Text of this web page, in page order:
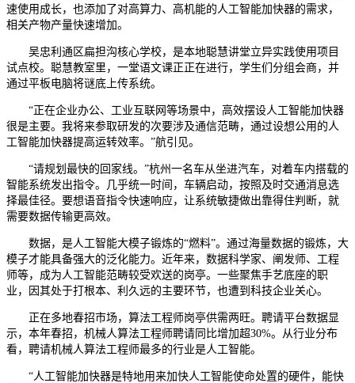
速使用成长，也添加了对高算力、高机能的人工智能加快器的需求，
相关产物产量快速增加。
吴忠利通区扁担沟核心学校，是本地聪慧讲堂立异实践使用项目
试点校。聪慧教室里，一堂语文课正正在进行，学生们分组会商，并
通过平板电脑将谜底上传系统。
“正在企业办公、工业互联网等场景中，高效摆设人工智能加快器
很是主要。我将来参取研发的次要涉及通信范畴，通过设想公用的人
工智能加快器提高运转效率。”航引见。
“请规划最快的回家线。”杭州一名车从坐进汽车，对着车内搭载的
智能系统发出指令。几乎统一时间，车辆启动，按照及时交通消息选
择最佳径。要想语音指令快速响应，让系统敏捷做出靠得住判断，就
需要数据传输更高效。
数据，是人工智能大模子锻炼的“燃料”。通过海量数据的锻炼，大
模子才能具备强大的泛化能力。近年来，数据科学家、阐发师、工程
师等，成为人工智能范畴较受欢送的岗亭。一些聚焦手艺底座的职
业，因其处于打根本、利久远的主要环节，也遭到科技企业关心。
正在多地春招市场，算法工程师岗亭供需两旺。聘请平台数据显
示，本年春招，机械人算法工程师聘请同比增加超30%。从行业分布
看，聘请机械人算法工程师最多的行业是人工智能。
“人工智能加快器是特地用来加快人工智能使命处置的硬件，能快